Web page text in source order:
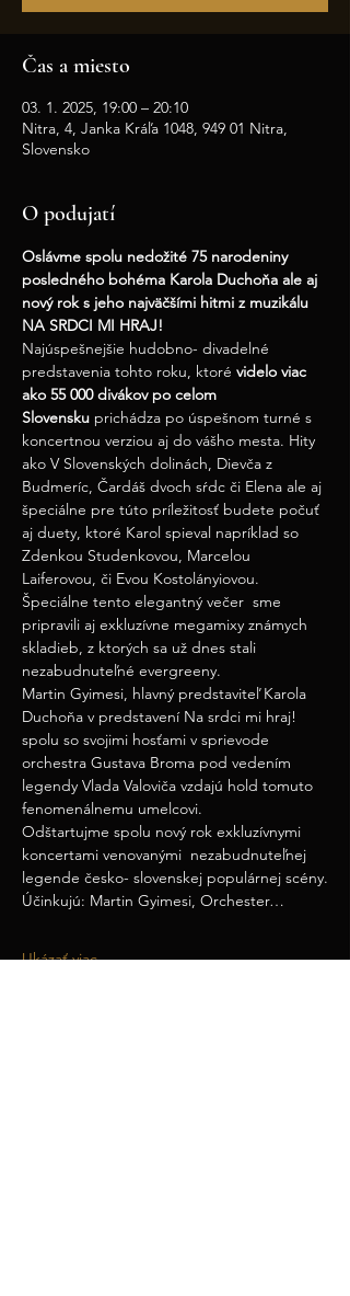
Čas a miesto
03. 1. 2025, 19:00 – 20:10
Nitra, 4, Janka Kráľa 1048, 949 01 Nitra,
Slovensko
O podujatí
Oslávme spolu nedožité 75 narodeniny
posledného bohéma Karola Duchoňa ale aj
nový rok s jeho najväčšími hitmi z muzikálu
NA SRDCI MI HRAJ!
Najúspešnejšie hudobno- divadelné
predstavenia tohto roku, ktoré videlo viac
ako 55 000 divákov po celom
Slovensku prichádza po úspešnom turné s
koncertnou verziou aj do vášho mesta. Hity
ako V Slovenských dolinách, Dievča z
Budmeríc, Čardáš dvoch sŕdc či Elena ale aj
špeciálne pre túto príležitosť budete počuť
aj duety, ktoré Karol spieval napríklad so
Zdenkou Studenkovou, Marcelou
Laiferovou, či Evou Kostolányiovou.
Špeciálne tento elegantný večer  sme
pripravili aj exkluzívne megamixy známych
skladieb, z ktorých sa už dnes stali
nezabudnuteľné evergreeny.
Martin Gyimesi, hlavný predstaviteľ Karola
Duchoňa v predstavení Na srdci mi hraj!
spolu so svojimi hosťami v sprievode
orchestra Gustava Broma pod vedením
legendy Vlada Valoviča vzdajú hold tomuto
fenomenálnemu umelcovi.
Odštartujme spolu nový rok exkluzívnymi
koncertami venovanými  nezabudnuteľnej
legende česko- slovenskej populárnej scény.
Účinkujú: Martin Gyimesi, Orchester…
Ukázať viac